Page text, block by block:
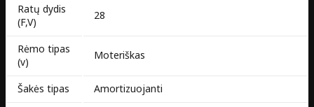
Ratų dydis
(F,V)
28
Rėmo tipas
(v)
Moteriškas
Šakės tipas
Amortizuojanti